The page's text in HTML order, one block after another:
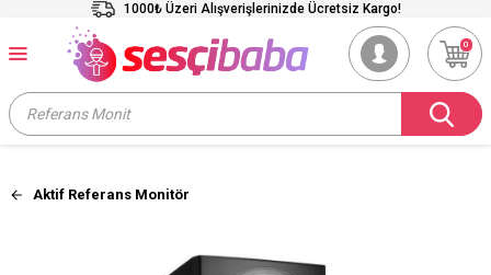
1000₺ Üzeri Alışverişlerinizde Ücretsiz Kargo!
0
Aktif Referans Monitör